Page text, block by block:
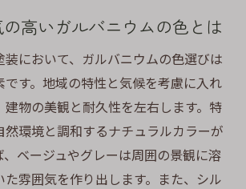
高いガルバニウムの色とは
において、ガルバニウムの色選びは
す。地域の特性と気候を考慮に入れ
建物の美観と耐久性を左右します。特
然環境と調和するナチュラルカラーが
ベージュやグレーは周囲の景観に溶
た雰囲気を作り出します。また、シル